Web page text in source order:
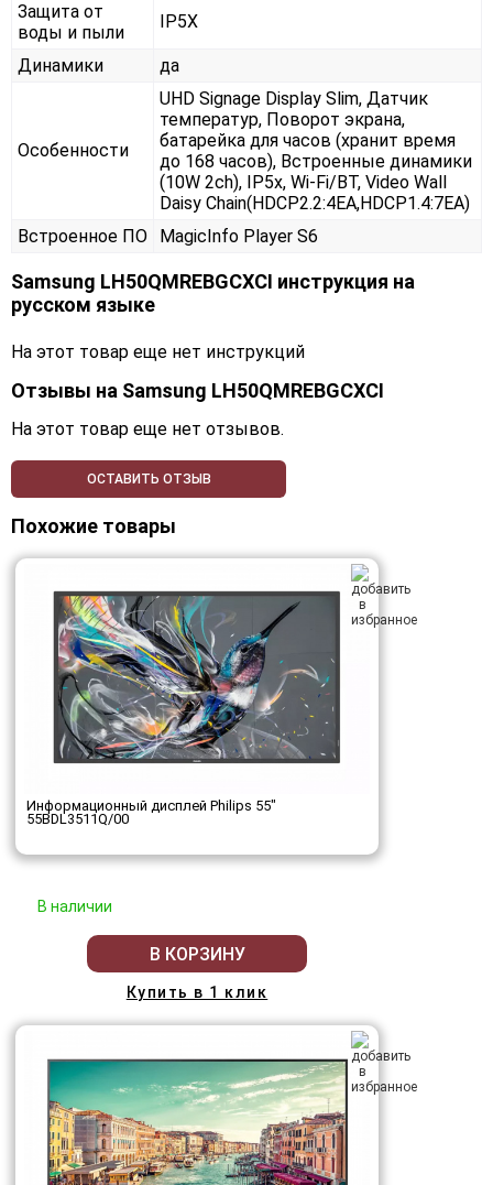
Защита от
воды и пыли
IP5X
Динамики да
Особенности
UHD Signage Display Slim, Датчик
температур, Поворот экрана,
батарейка для часов (хранит время
до 168 часов), Встроенные динамики
(10W 2ch), IP5x, Wi-Fi/BT, Video Wall
Daisy Chain(HDCP2.2:4EA,HDCP1.4:7EA)
Встроенное ПО
MagicInfo Player S6
Samsung LH50QMREBGCXCI инструкция на
русском языке
На этот товар еще нет инструкций
Отзывы на Samsung LH50QMREBGCXCI
На этот товар еще нет отзывов.
ОСТАВИТЬ ОТЗЫВ
Похожие товары
Информационный дисплей Philips 55"
55BDL3511Q/00
В наличии
В КОРЗИНУ
Купить в 1 клик